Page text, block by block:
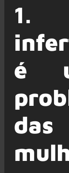
1.
é
das